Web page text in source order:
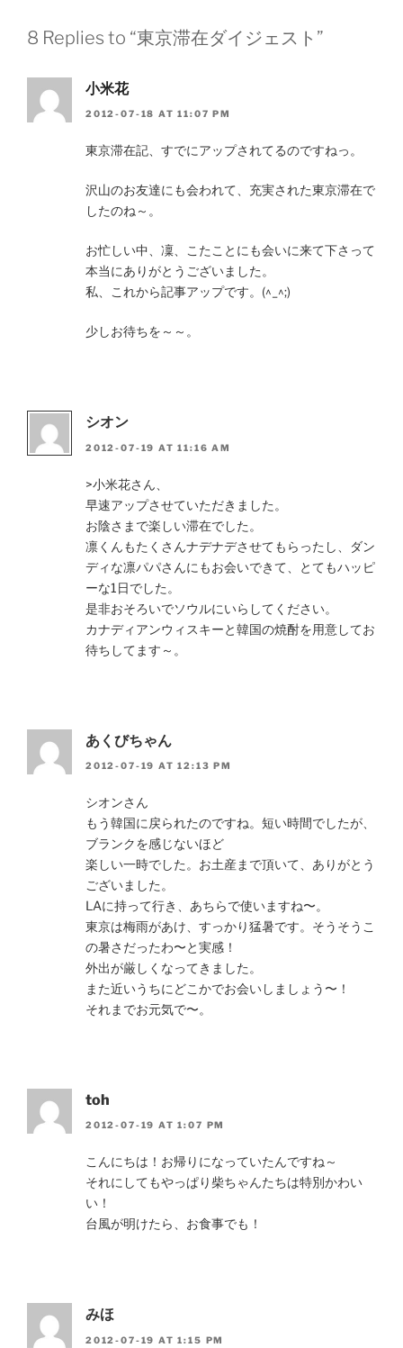
8 Replies to “東京滞在ダイジェスト”
小米花
2012-07-18 AT 11:07 PM
東京滞在記、すでにアップされてるのですねっ。
沢山のお友達にも会われて、充実された東京滞在で
したのね～。
お忙しい中、凜、こたことにも会いに来て下さって
本当にありがとうございました。
私、これから記事アップです。(^_^;)
少しお待ちを～～。
シオン
2012-07-19 AT 11:16 AM
>小米花さん、
早速アップさせていただきました。
お陰さまで楽しい滞在でした。
凛くんもたくさんナデナデさせてもらったし、ダン
ディな凛パパさんにもお会いできて、とてもハッピ
ーな1日でした。
是非おそろいでソウルにいらしてください。
カナディアンウィスキーと韓国の焼酎を用意してお
待ちしてます～。
あくびちゃん
2012-07-19 AT 12:13 PM
シオンさん
もう韓国に戻られたのですね。短い時間でしたが、
ブランクを感じないほど
楽しい一時でした。お土産まで頂いて、ありがとう
ございました。
LAに持って行き、あちらで使いますね〜。
東京は梅雨があけ、すっかり猛暑です。そうそうこ
の暑さだったわ〜と実感！
外出が厳しくなってきました。
また近いうちにどこかでお会いしましょう〜！
それまでお元気で〜。
toh
2012-07-19 AT 1:07 PM
こんにちは！お帰りになっていたんですね～
それにしてもやっぱり柴ちゃんたちは特別かわい
い！
台風が明けたら、お食事でも！
みほ
2012-07-19 AT 1:15 PM